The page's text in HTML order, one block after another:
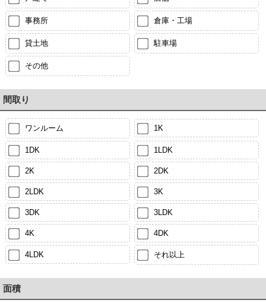
事務所 倉庫・工場
貸土地 駐車場
その他
間取り
ワンルーム 1K
1DK 1LDK
2K 2DK
2LDK 3K
3DK 3LDK
4K 4DK
4LDK それ以上
面積